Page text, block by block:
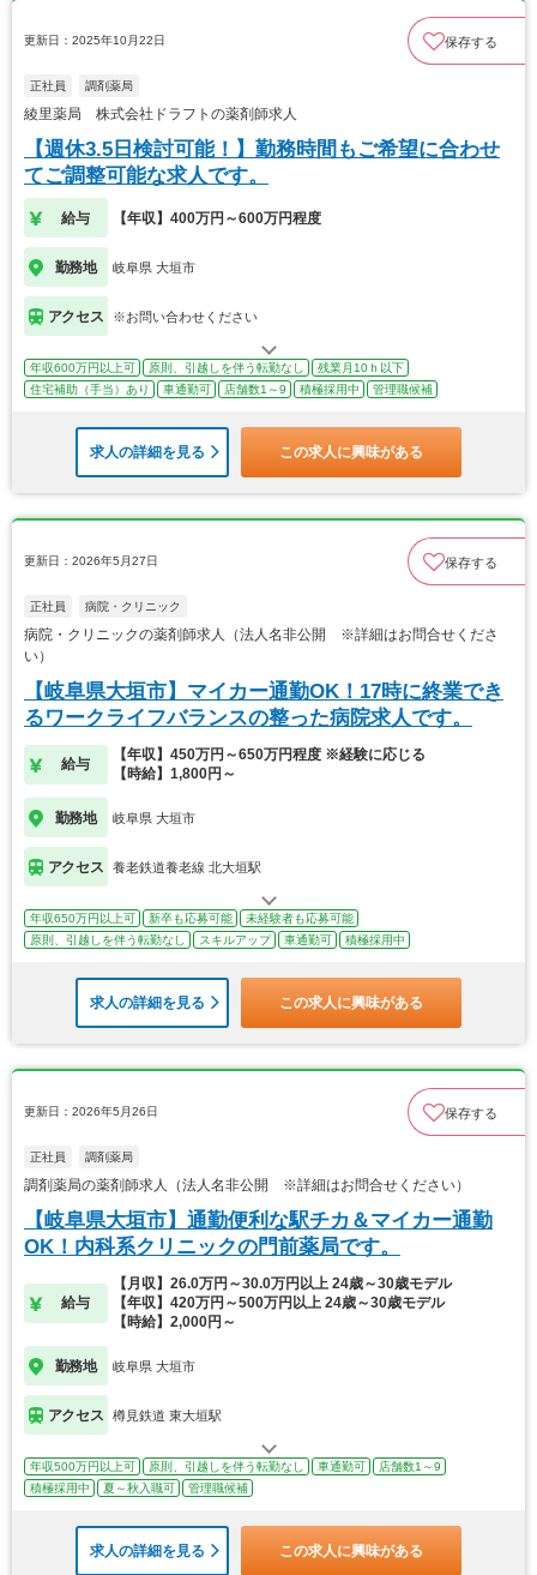
更新日：2025年10月22日 保存する
正社員 調剤薬局
綾里薬局 株式会社ドラフトの薬剤師求人
【週休3.5日検討可能！】勤務時間もご希望に合わせ
てご調整可能な求人です。
給与 【年収】400万円～600万円程度
勤務地 岐阜県 大垣市
アクセス ※お問い合わせください
年収600万円以上可 原則、引越しを伴う転勤なし
残業月10ｈ以下
住宅補助（手当）あり
車通勤可 店舗数1～9 積極採用中 管理職候補
求人の詳細を見る この求人に興味がある
更新日：2026年5月27日 保存する
正社員 病院・クリニック
病院・クリニックの薬剤師求人（法人名非公開 ※詳細はお問合せくださ
い）
【岐阜県大垣市】マイカー通勤OK！17時に終業でき
るワークライフバランスの整った病院求人です。
給与
【年収】450万円～650万円程度 ※経験に応じる
【時給】1,800円～
勤務地 岐阜県 大垣市
アクセス 養老鉄道養老線 北大垣駅
年収650万円以上可 新卒も応募可能
未経験者も応募可能
原則、引越しを伴う転勤なし
スキルアップ 車通勤可 積極採用中
求人の詳細を見る この求人に興味がある
更新日：2026年5月26日 保存する
正社員 調剤薬局
調剤薬局の薬剤師求人（法人名非公開 ※詳細はお問合せください）
【岐阜県大垣市】通勤便利な駅チカ＆マイカー通勤
OK！内科系クリニックの門前薬局です。
給与
【月収】26.0万円～30.0万円以上 24歳～30歳モデル
【年収】420万円～500万円以上 24歳～30歳モデル
【時給】2,000円～
勤務地 岐阜県 大垣市
アクセス 樽見鉄道 東大垣駅
年収500万円以上可 原則、引越しを伴う転勤なし 車通勤可
店舗数1～9
積極採用中
夏～秋入職可 管理職候補
求人の詳細を見る この求人に興味がある